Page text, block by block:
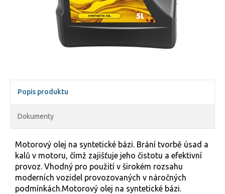
Popis produktu
Dokumenty
Motorový olej na syntetické bázi. Brání tvorbě úsad a
kalů v motoru, čímž zajišťuje jeho čistotu a efektivní
provoz. Vhodný pro použití v širokém rozsahu
moderních vozidel provozovaných v náročných
podmínkách.Motorový olej na syntetické bázi.